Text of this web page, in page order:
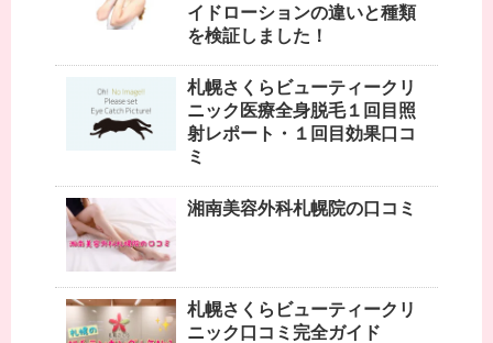
イドローションの違いと種類
を検証しました！
札幌さくらビューティークリ
ニック医療全身脱毛１回目照
射レポート・１回目効果口コ
ミ
湘南美容外科札幌院の口コミ
札幌さくらビューティークリ
ニック口コミ完全ガイド